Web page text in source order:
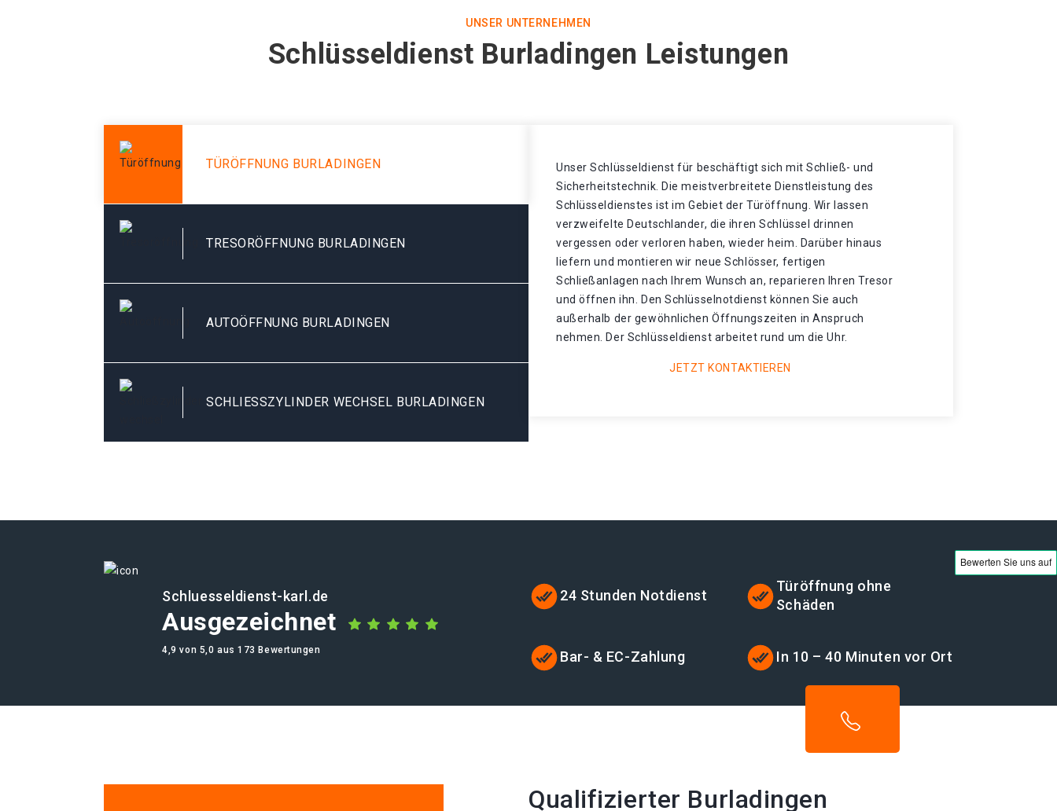
UNSER UNTERNEHMEN
Schlüsseldienst Burladingen Leistungen
TÜRÖFFNUNG BURLADINGEN
TRESORÖFFNUNG BURLADINGEN
AUTOÖFFNUNG BURLADINGEN
SCHLIESSZYLINDER WECHSEL BURLADINGEN
Unser Schlüsseldienst für beschäftigt sich mit Schließ- und
Sicherheitstechnik. Die meistverbreitete Dienstleistung des
Schlüsseldienstes ist im Gebiet der Türöffnung. Wir lassen
verzweifelte Deutschlander, die ihren Schlüssel drinnen
vergessen oder verloren haben, wieder heim. Darüber hinaus
liefern und montieren wir neue Schlösser, fertigen
Schließanlagen nach Ihrem Wunsch an, reparieren Ihren Tresor
und öffnen ihn. Den Schlüsselnotdienst können Sie auch
außerhalb der gewöhnlichen Öffnungszeiten in Anspruch
nehmen. Der Schlüsseldienst arbeitet rund um die Uhr.
JETZT KONTAKTIEREN
Schluesseldienst-karl.de
Ausgezeichnet
4,9 von 5,0 aus 173 Bewertungen
24 Stunden Notdienst
Türöffnung ohne
Schäden
Bar- & EC-Zahlung In 10 – 40 Minuten vor Ort
Qualifizierter Burladingen